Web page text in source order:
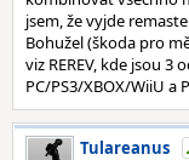
jsem, že vyjde
Bohužel (škoda pro
viz REREV, kde jsou 3
PC/PS3/XBOX/WiiU a
Tulareanus